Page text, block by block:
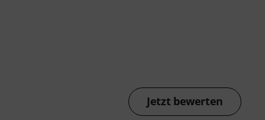
Jetzt bewerten